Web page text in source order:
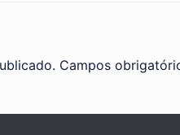
Campos